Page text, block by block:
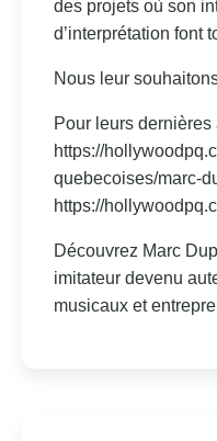
des projets où son
d’interprétation font
Nous leur
Pour leurs dernières
https://
quebecoises/marc-
https://
Découvrez Marc
imitateur devenu
musicaux et